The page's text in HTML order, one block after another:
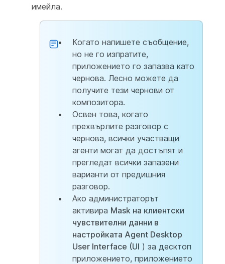
имейла.
Когато напишете съобщение,
но не го изпратите,
приложението го запазва като
чернова. Лесно можете да
получите тези чернови от
композитора.
Освен това, когато
прехвърлите разговор с
чернова, всички участващи
агенти могат да достъпят и
прегледат всички запазени
варианти от предишния
разговор.
Ако администраторът
активира Mask на клиентски
чувствителни данни в
настройката Agent Desktop
User Interface (UI ) за десктоп
приложението, приложението